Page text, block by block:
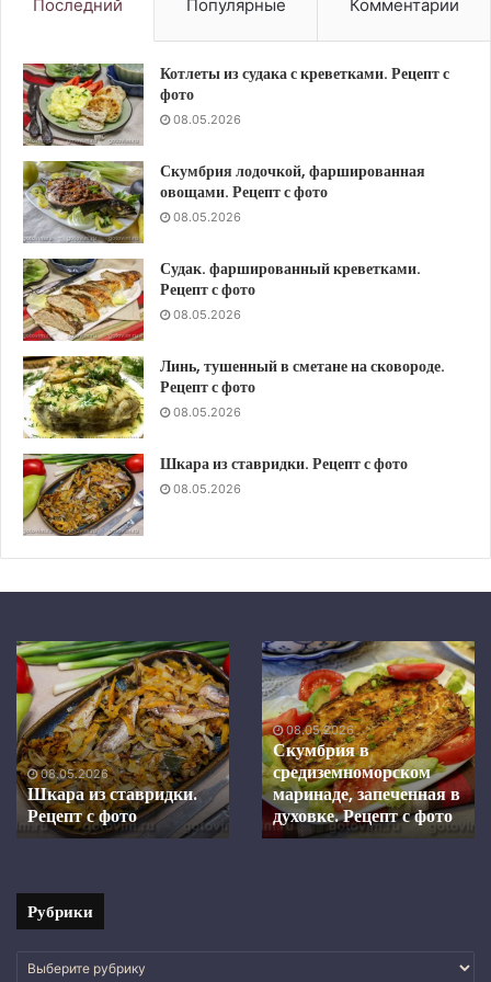
Последний Популярные Комментарии
Котлеты из судака с креветками. Рецепт с
фото
08.05.2026
Скумбрия лодочкой, фаршированная
овощами. Рецепт с фото
08.05.2026
Судак. фаршированный креветками.
Рецепт с фото
08.05.2026
Линь, тушенный в сметане на сковороде.
Рецепт с фото
08.05.2026
Шкара из ставридки. Рецепт с фото
08.05.2026
Шкара
из
ставридки.
Рецепт
с
фото08.05.2026
Шкара из ставридки.
Рецепт с фото
Скумбрия
в
средиземноморском
маринаде,
запеченная
в
духовке.
Рецепт
с
08.05.2026
Скумбрия в
средиземноморском
маринаде, запеченная в
духовке. Рецепт с фото
Рубрики
Рубрики